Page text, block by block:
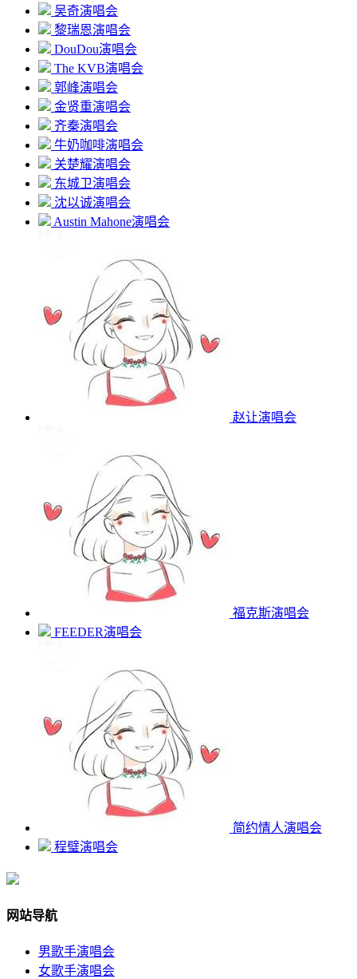
吴奇演唱会
黎瑞恩演唱会
DouDou演唱会
The KVB演唱会
郭峰演唱会
金贤重演唱会
齐秦演唱会
牛奶咖啡演唱会
关楚耀演唱会
东城卫演唱会
沈以诚演唱会
Austin Mahone演唱会
赵让演唱会
福克斯演唱会
FEEDER演唱会
简约情人演唱会
程璧演唱会
网站导航
男歌手演唱会
女歌手演唱会